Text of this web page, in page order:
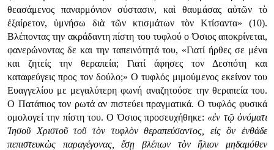
θεασάμενος παναρμόνιον σύστασιν, καὶ θαυμάσας αὐτῶν τὸ
ἐξαίρετον, ὑμνήσω διὰ τῶν κτισμάτων τὸν Κτίσαντα» (10).
Βλέποντας την ακράδαντη πίστη του τυφλού ο Όσιος αποκρίνεται,
φανερώνοντας δε και την ταπεινότητά του, «Γιατί ήρθες σε μένα
και ζητείς την θεραπεία; Γιατί άφησες τον Δεσπότη και
καταφεύγεις προς τον δούλο;» Ο τυφλός μιμούμενος εκείνον του
Ευαγγελίου με μεγαλύτερη φωνή αναζητούσε την θεραπεία του.
Ο Πατάπιος τον ρωτά αν πιστεύει πραγματικά. Ο τυφλός φυσικά
ομολογεί την πίστη του. Ο Όσιος προσευχήθηκε: «ἐν τῷ ὀνόματι
Ἰησοῦ Χριστοῦ τοῦ τὸν τυφλὸν θεραπεύσαντος, εἰς ὃν ἐνθάδε
πεπιστευκὼς παραγέγονας, ἔσῃ βλέπων τὸν ἥλιον μηδαμόθεν